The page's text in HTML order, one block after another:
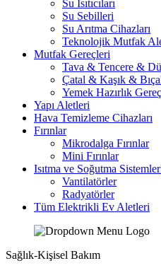
Su Isıtıcıları
Su Sebilleri
Su Arıtma Cihazları
Teknolojik Mutfak
Mutfak Gereçleri
Tava & Tencere &
Çatal & Kaşık &
Yemek Hazırlık
Yapı Aletleri
Hava Temizleme Cihazları
Fırınlar
Mikrodalga Fırınlar
Mini Fırınlar
Isıtma ve Soğutma
Vantilatörler
Radyatörler
Tüm Elektrikli Ev Aletleri
Sağlık-Kişisel Bakım